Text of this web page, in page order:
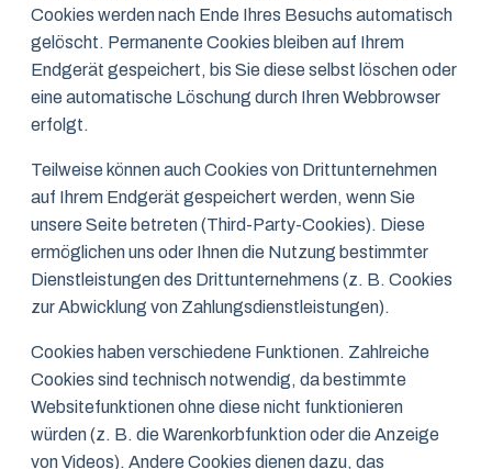
Cookies werden nach Ende Ihres Besuchs automatisch
gelöscht. Permanente Cookies bleiben auf Ihrem
Endgerät gespeichert, bis Sie diese selbst löschen oder
eine automatische Löschung durch Ihren Webbrowser
erfolgt.
Teilweise können auch Cookies von Drittunternehmen
auf Ihrem Endgerät gespeichert werden, wenn Sie
unsere Seite betreten (Third-Party-Cookies). Diese
ermöglichen uns oder Ihnen die Nutzung bestimmter
Dienstleistungen des Drittunternehmens (z. B. Cookies
zur Abwicklung von Zahlungsdienstleistungen).
Cookies haben verschiedene Funktionen. Zahlreiche
Cookies sind technisch notwendig, da bestimmte
Websitefunktionen ohne diese nicht funktionieren
würden (z. B. die Warenkorbfunktion oder die Anzeige
von Videos). Andere Cookies dienen dazu, das